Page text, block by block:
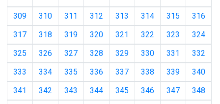
309
310 311 312 313 314 315
316
317
318 319 320 321 322 323
324
325
326 327 328 329 330 331
332
333
334 335 336 337 338 339
340
341
342 343 344 345 346 347
348